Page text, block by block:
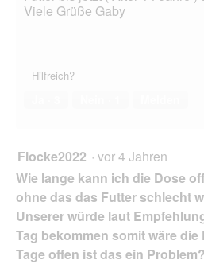
Viele Grüße Gaby
Hilfreich?
Flocke2022 · vor 4 Jahren
Wie lange kann ich die Dose
ohne das das Futter schlecht
Unserer würde laut
Tag bekommen somit wäre die
Tage offen ist das ein Problem?